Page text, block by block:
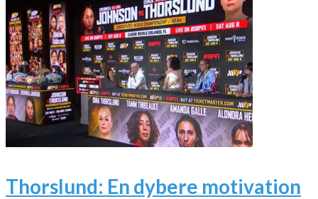
Thorslund: En dybere motivation